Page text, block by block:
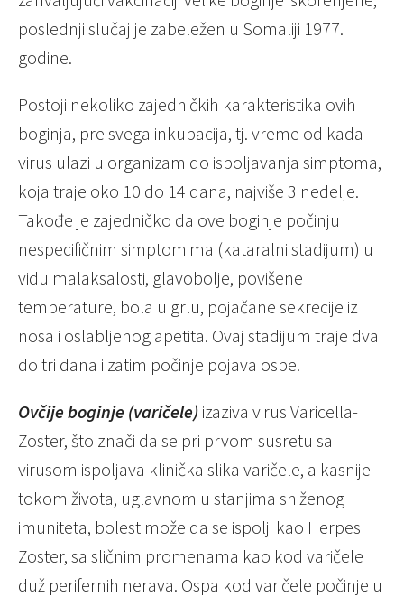
poslednji slučaj je zabeležen u Somaliji 1977.
godine.
Postoji nekoliko zajedničkih karakteristika ovih
boginja, pre svega inkubacija, tj. vreme od kada
virus ulazi u organizam do ispoljavanja simptoma,
koja traje oko 10 do 14 dana, najviše 3 nedelje.
Takođe je zajedničko da ove boginje počinju
nespecifičnim simptomima (kataralni stadijum) u
vidu malaksalosti, glavobolje, povišene
temperature, bola u grlu, pojačane sekrecije iz
nosa i oslabljenog apetita. Ovaj stadijum traje dva
do tri dana i zatim počinje pojava ospe.
Ovčije boginje (varičele) izaziva virus Varicella-
Zoster, što znači da se pri prvom susretu sa
virusom ispoljava klinička slika varičele, a kasnije
tokom života, uglavnom u stanjima sniženog
imuniteta, bolest može da se ispolji kao Herpes
Zoster, sa sličnim promenama kao kod varičele
duž perifernih nerava. Ospa kod varičele počinje u